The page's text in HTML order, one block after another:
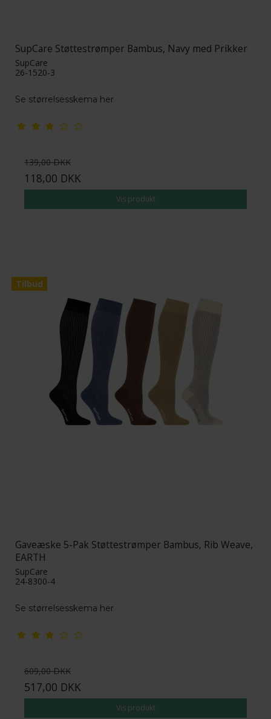
SupCare Støttestrømper Bambus, Navy med Prikker
SupCare
26-1520-3
Se størrelsesskema her
139,00 DKK
118,00 DKK
Vis produkt
Tilbud
Gaveæske 5-Pak Støttestrømper Bambus, Rib Weave,
EARTH
SupCare
24-8300-4
Se størrelsesskema her
609,00 DKK
517,00 DKK
Vis produkt